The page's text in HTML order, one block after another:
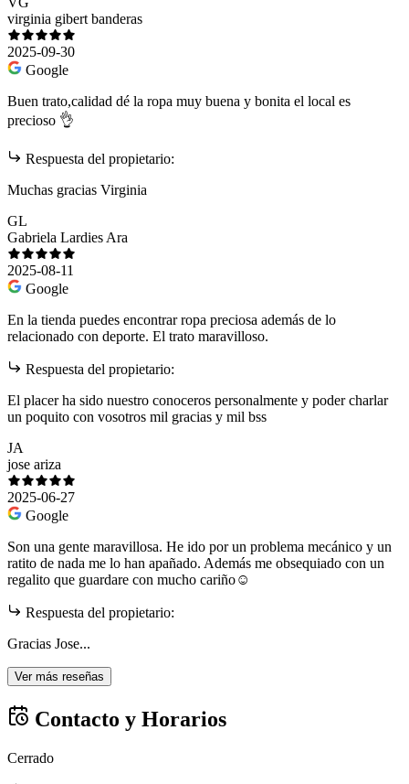
virginia gibert banderas
2025-09-30
Google
Buen trato,calidad dé la ropa muy buena y bonita el local es
precioso 👌
Respuesta del propietario:
Muchas gracias Virginia
GL
Gabriela Lardies Ara
2025-08-11
Google
En la tienda puedes encontrar ropa preciosa además de lo
relacionado con deporte. El trato maravilloso.
Respuesta del propietario:
El placer ha sido nuestro conoceros personalmente y poder charlar
un poquito con vosotros mil gracias y mil bss
JA
jose ariza
2025-06-27
Google
Son una gente maravillosa. He ido por un problema mecánico y un
ratito de nada me lo han apañado. Además me obsequiado con un
regalito que guardare con mucho cariño☺️
Respuesta del propietario:
Gracias Jose...
Ver más reseñas
Contacto y Horarios
Cerrado